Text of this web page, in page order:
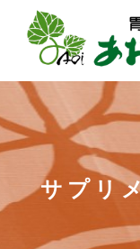
サプリ
アクセス
クリニック紹介